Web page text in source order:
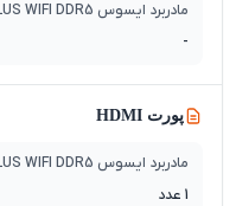
مادربرد ایسوس TUF GAMING B860-PLUS WIFI DDR5
-
پورت HDMI
مادربرد ایسوس TUF GAMING B860-PLUS WIFI DDR5
1 عدد